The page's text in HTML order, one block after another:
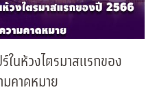
ในห้วงไตรมาสแรกของ
คาดหมาย